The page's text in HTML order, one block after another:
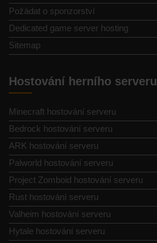
Požádat o sponzorství
Dedicated game server hosting
Sitemap
Hostování herního serveru
Minecraft hostování serveru
Bedrock hostování serveru
ARK hostování serveru
Palworld hostování serveru
Project Zomboid hostování serveru
Rust hostování serveru
Valheim hostování serveru
Hytale hostování serveru